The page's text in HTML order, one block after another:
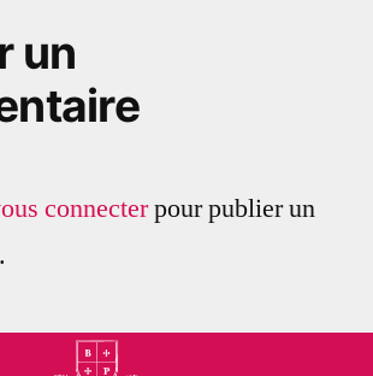
un
connecterpour publier un